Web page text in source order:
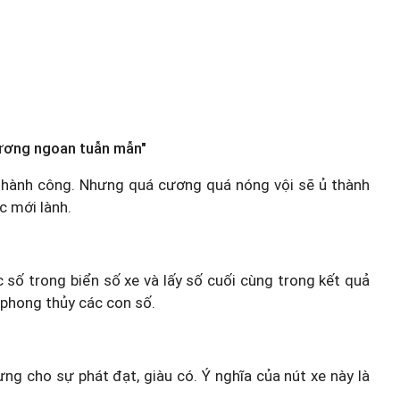
ngoan tuẫn mẫn"
công. Nhưng quá cương quá nóng vội sẽ ủ thành
mới lành.
trong biển số xe và lấy số cuối cùng trong kết quả
thủy các con số.
cho sự phát đạt, giàu có. Ý nghĩa của nút xe này là